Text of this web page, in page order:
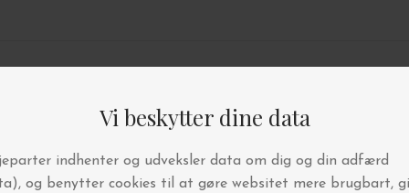
BYT OG AFHENT I BUTIKKEN
FRI FRAGT OVER 499,-